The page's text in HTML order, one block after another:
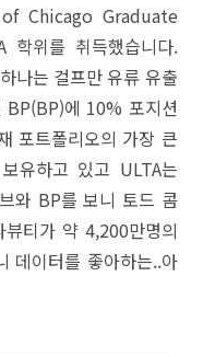
Chicago Graduate
위를 취득했습니다.
나는 걸프만 유류 유출
BP(BP)에 10% 포지션
포트폴리오의 가장 큰
유하고 있고 ULTA는
와 BP를 보니 토드 콤
티가 약 4,200만명의
데이터를 좋아하는..아